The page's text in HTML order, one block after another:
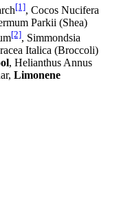
[1], Cocos Nucifera
Parkii (Shea)
[2], Simmondsia
Italica (Broccoli)
, Helianthus Annus
Limonene